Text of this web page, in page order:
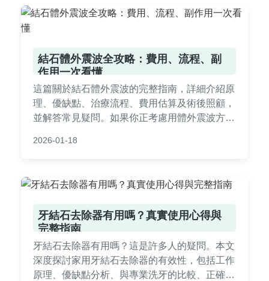
結石體外震波全攻略：費用、流程、副
作用一次看懂
這篇關於結石體外震波的完整指南，詳細介紹原
理、優缺點、治療流程、費用估算及術後照顧，
並解答常見疑問。如果你正考慮用體外震波方式
定。內容基於醫療知識和個人經驗，避免空洞理
2026-01-18
牙結石去除器有用嗎？真實使用心得與
完整指南
牙結石去除器有用嗎？這是許多人的疑問。本文
深度探討家用牙結石去除器的有效性，包括工作
原理、優缺點分析、與專業洗牙的比較、正確使